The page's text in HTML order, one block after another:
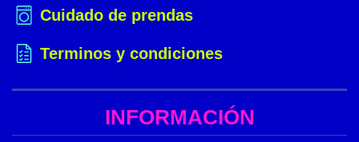
Cuidado de prendas
Terminos y condiciones
INFORMACIÓN